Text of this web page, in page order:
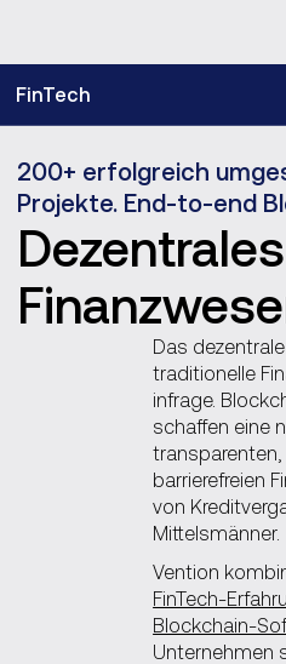
FinTech
200+ erfolgreich
Projekte. End-to-end
Dezentrales
Das
traditionelle
infrage.
schaffen eine
barrierefreien
von
Mittelsmänner.
Vention
Unternehmen